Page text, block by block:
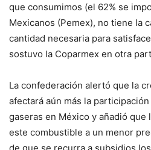
que consumimos (el 62% se
Mexicanos (Pemex), no tiene la
cantidad necesaria para
sostuvo la Coparmex en otra
La confederación alertó que la
afectará aún más la
gaseras en México y añadió
este combustible a un menor